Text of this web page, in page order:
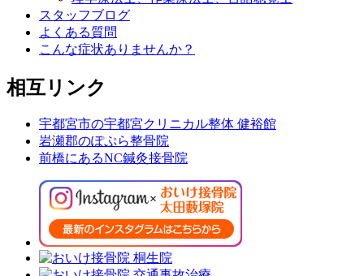
スタッフブログ
よくある質問
こんな症状ありませんか？
相互リンク
宇都宮市の宇都宮クリニカル整体 健裕館
岩瀬郡のぽぷら整骨院
前橋にあるNC鍼灸接骨院